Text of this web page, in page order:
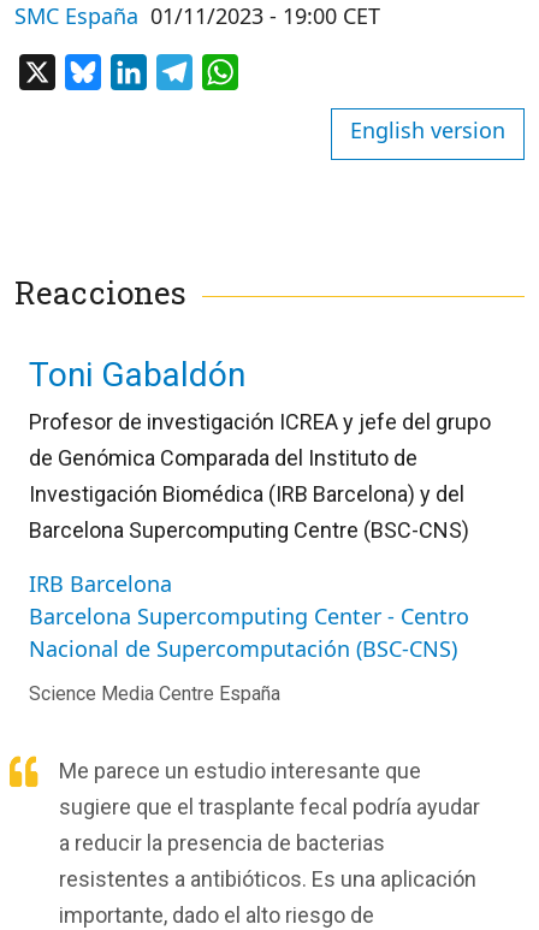
SMC España 01/11/2023 - 19:00 CET
BlueskyLinkedInTelegram
English version
Reacciones
Toni Gabaldón
Profesor de investigación ICREA y jefe del grupo
de Genómica Comparada del Instituto de
Investigación Biomédica (IRB Barcelona) y del
Barcelona Supercomputing Centre (BSC-CNS)
IRB Barcelona
Barcelona Supercomputing Center - Centro
Nacional de Supercomputación (BSC-CNS)
Science Media Centre España
Me parece un estudio interesante que
sugiere que el trasplante fecal podría ayudar
a reducir la presencia de bacterias
resistentes a antibióticos. Es una aplicación
importante, dado el alto riesgo de